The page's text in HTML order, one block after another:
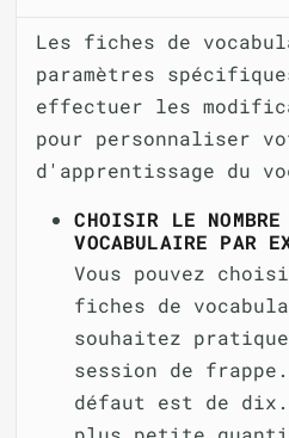
Les fiches de
paramètres
effectuer les
pour personnaliser
d'apprentissage du
CHOISIR LE
VOCABULAIRE PAR
Vous pouvez
fiches de
souhaitez
session de
défaut est de